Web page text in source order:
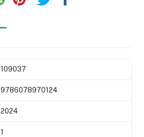
109037
9786078970124
2024
1